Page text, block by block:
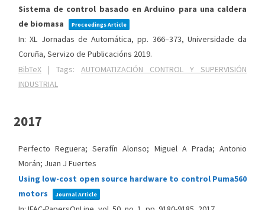
Sistema de control basado en Arduino para una caldera
de biomasa
Proceedings Article
In:XL Jornadas de Automática,pp. 366–373, Universidade da
Coruña, Servizo de Publicacións 2019.
BibTeX| Tags:AUTOMATIZACIÓN CONTROL Y SUPERVISIÓN
INDUSTRIAL
2017
Perfecto Reguera; Serafín Alonso; Miguel A Prada; Antonio
Morán; Juan J Fuertes
Using low-cost open source hardware to control Puma560
motors
Journal Article